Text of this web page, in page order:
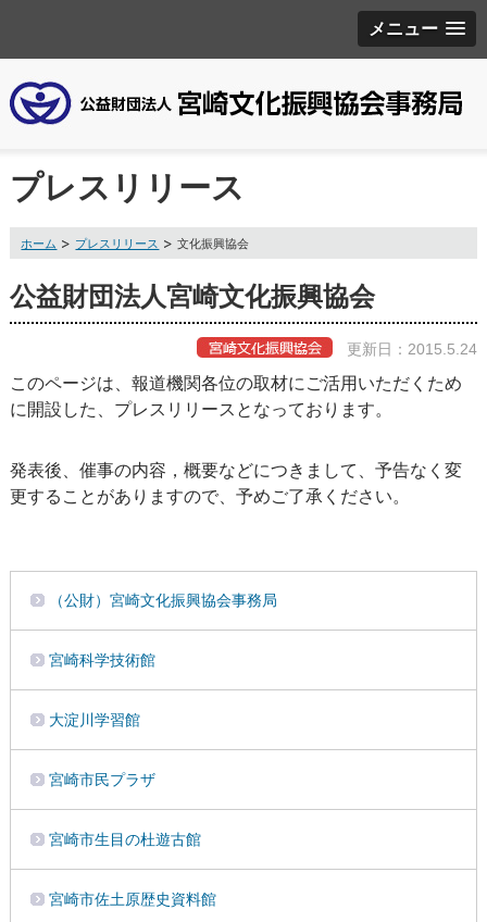
メニュー
プレスリリース
ホーム プレスリリース 文化振興協会
公益財団法人宮崎文化振興協会
更新日：2015.5.24
このページは、報道機関各位の取材にご活用いただくため
に開設した、プレスリリースとなっております。
発表後、催事の内容，概要などにつきまして、予告なく変
更することがありますので、予めご了承ください。
（公財）宮崎文化振興協会事務局
宮崎科学技術館
大淀川学習館
宮崎市民プラザ
宮崎市生目の杜遊古館
宮崎市佐土原歴史資料館